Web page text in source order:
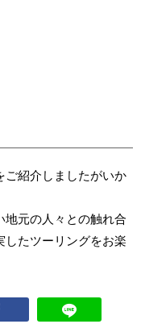
ご紹介しましたがいか
地元の人々との触れ合
したツーリングをお楽